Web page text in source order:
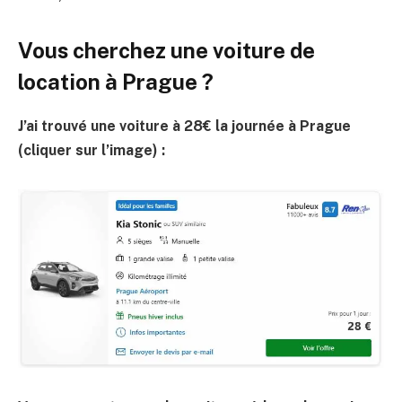
Vous cherchez une voiture de
location à Prague ?
J’ai trouvé une voiture à 28€ la journée à Prague
(cliquer sur l’image) :